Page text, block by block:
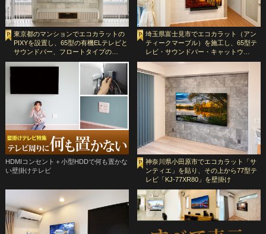
東京都のマンションでエコカラットの
PIXYを設置し、65型の有機ELテレビと
サウンドバー、フロートタイプの…
埼玉県富士見市でエコカラット（アン
ティークマーブル）を施工し、65型テ
レビ・サウンドバー・キャットウ…
HDMIコンセント＋小型HDDで何も置かな
い壁掛けテレビ
神奈川県小田原市でエコカラット「サ
ンティエ」を貼り、その上から77型テ
レビ「KJ-77XR80」を壁掛け